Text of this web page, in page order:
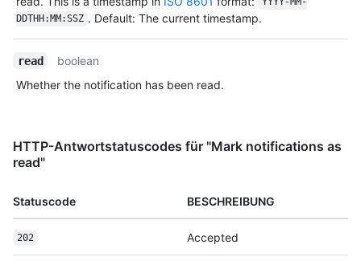
DDTHH:MM:SSZ . Default: The current timestamp.
read
boolean
Whether the notification has been read.
HTTP-Antwortstatuscodes für "Mark notifications as
read"
Statuscode BESCHREIBUNG
202 Accepted